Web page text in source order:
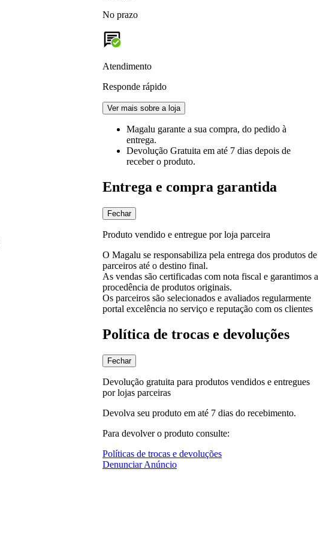
No prazo
Atendimento
Responde rápido
Ver mais sobre a loja
Magalu garante a sua compra, do pedido à
entrega.
Devolução Gratuita em até 7 dias depois de
receber o produto.
Entrega e compra garantida
Fechar
Produto vendido e entregue por loja parceira
O Magalu se responsabiliza pela entrega dos produtos de
parceiros até o destino final.
As vendas são certificadas com nota fiscal e garantimos a
procedência de produtos originais.
Os parceiros são selecionados e avaliados regularmente
portal excelência no serviço e reputação com os clientes
Política de trocas e devoluções
Fechar
Devolução gratuita para produtos vendidos e entregues
por lojas parceiras
Devolva seu produto em até 7 dias do recebimento.
Para devolver o produto consulte:
Políticas de trocas e devoluções
Denunciar Anúncio